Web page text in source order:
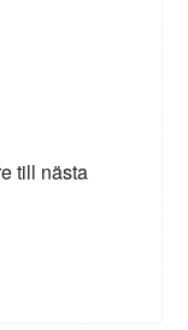
till nästa